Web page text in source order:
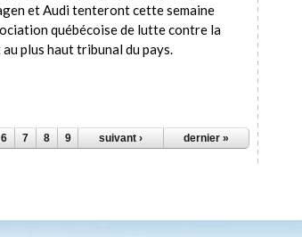
et Audi tenteront cette semaine
québécoise de lutte contre la
plus haut tribunal du pays.
6 7 8 9 suivant › dernier »